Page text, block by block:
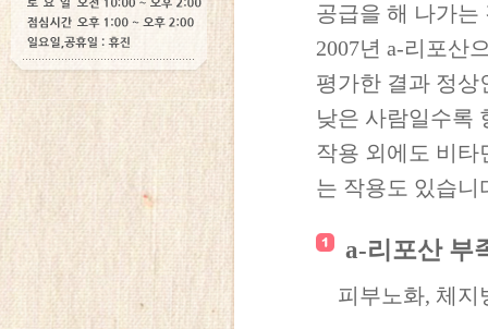
공급을 해 나가는
2007년 a-리포산
평가한 결과 정상
낮은 사람일수록
작용 외에도 비타
는 작용도 있습니
a-리포산 부
피부노화, 체지